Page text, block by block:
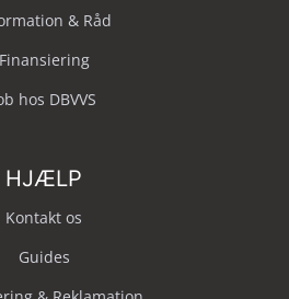
& Råd
Finansiering
hos DBVVS
HJÆLP
Kontakt os
Guides